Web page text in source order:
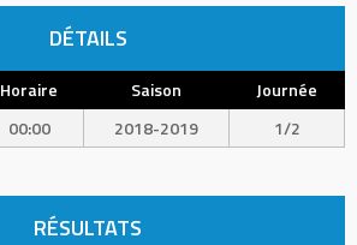
DÉTAILS
Horaire Saison
Journée
00:00 2018-2019 1/2
RÉSULTATS